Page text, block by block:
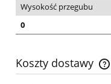
Wysokość przegubu
0
Koszty dostawy
Cena nie zawiera